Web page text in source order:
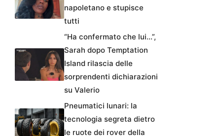
napoletano e stupisce
tutti
“Ha confermato che lui…”,
Sarah dopo Temptation
Island rilascia delle
sorprendenti dichiarazioni
su Valerio
Pneumatici lunari: la
tecnologia segreta dietro
le ruote dei rover della